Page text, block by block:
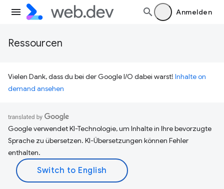
Anmelden
Ressourcen
Vielen Dank, dass du bei der Google I/O dabei warst! Inhalte on
demand ansehen
Google verwendet KI-Technologie, um Inhalte in Ihre bevorzugte
Sprache zu übersetzen. KI-Übersetzungen können Fehler
enthalten.